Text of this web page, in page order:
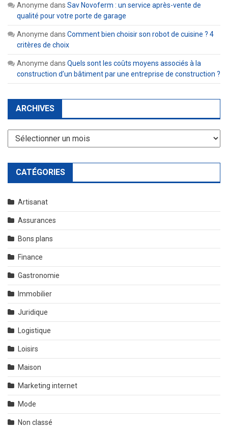
Anonyme dans Sav Novoferm : un service après-vente de
qualité pour votre porte de garage
Anonyme dans Comment bien choisir son robot de cuisine ? 4
critères de choix
Anonyme dans Quels sont les coûts moyens associés à la
construction d’un bâtiment par une entreprise de construction ?
ARCHIVES
Archives
CATÉGORIES
Artisanat
Assurances
Bons plans
Finance
Gastronomie
Immobilier
Juridique
Logistique
Loisirs
Maison
Marketing internet
Mode
Non classé